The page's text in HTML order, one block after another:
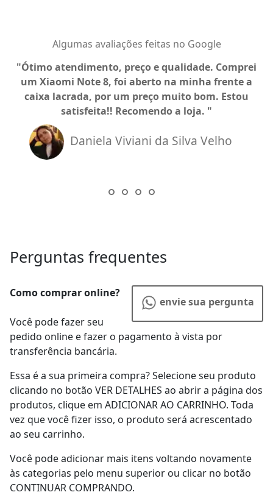
Algumas avaliações feitas no Google
Ótimo atendimento, preço e qualidade. Comprei
um Xiaomi Note 8, foi aberto na minha frente a
caixa lacrada, por um preço muito bom. Estou
satisfeita!! Recomendo a loja.
Daniela Viviani da Silva Velho
Perguntas frequentes
envie sua pergunta
Como comprar online?
Você pode fazer seu
pedido online e fazer o pagamento à vista por
transferência bancária.
Essa é a sua primeira compra? Selecione seu produto
clicando no botão VER DETALHES ao abrir a página dos
produtos, clique em ADICIONAR AO CARRINHO. Toda
vez que você fizer isso, o produto será acrescentado
ao seu carrinho.
Você pode adicionar mais itens voltando novamente
às categorias pelo menu superior ou clicar no botão
CONTINUAR COMPRANDO.